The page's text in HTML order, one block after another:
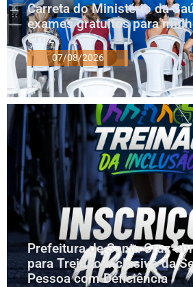
Carreta do Ministério da
exames gratuitos para
Cruz
07/08/2026
Prefeitura de Santa Cruz
para Treinão Inclusivo da
Pessoa com Deficiência